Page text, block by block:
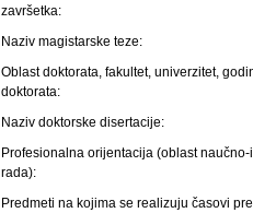
završetka:
Naziv magistarske teze:
Oblast doktorata, fakultet, univerzitet,
doktorata:
Naziv doktorske disertacije:
Profesionalna orijentacija (oblast
rada):
Predmeti na kojima se realizuju časovi